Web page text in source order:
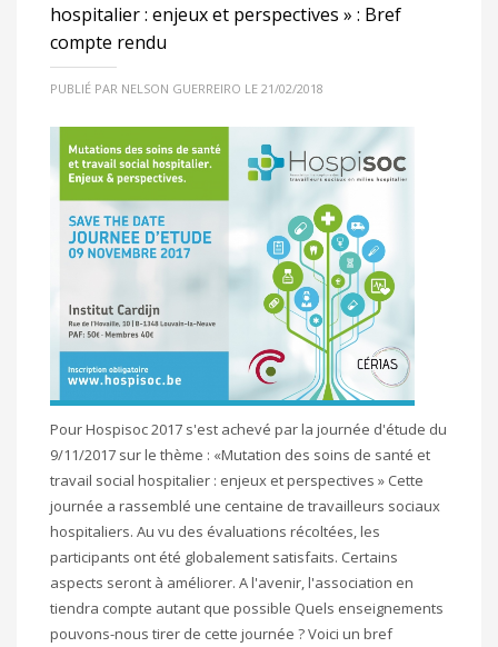
hospitalier : enjeux et perspectives » : Bref
compte rendu
PUBLIÉ PAR NELSON GUERREIRO LE 21/02/2018
Pour Hospisoc 2017 s'est achevé par la journée d'étude du
9/11/2017 sur le thème : «Mutation des soins de santé et
travail social hospitalier : enjeux et perspectives » Cette
journée a rassemblé une centaine de travailleurs sociaux
hospitaliers. Au vu des évaluations récoltées, les
participants ont été globalement satisfaits. Certains
aspects seront à améliorer. A l'avenir, l'association en
tiendra compte autant que possible Quels enseignements
pouvons-nous tirer de cette journée ? Voici un bref